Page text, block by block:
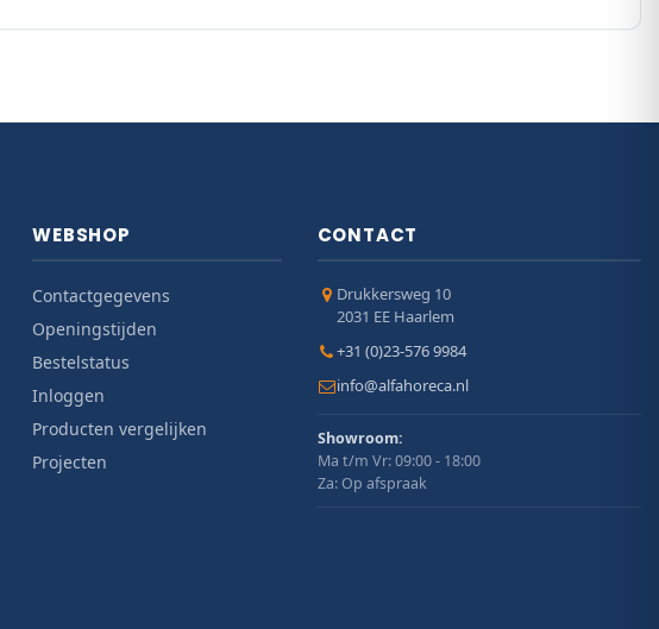
WEBSHOP
Contactgegevens
Openingstijden
Bestelstatus
Inloggen
Producten vergelijken
Projecten
CONTACT
Drukkersweg 10
2031 EE Haarlem
+31 (0)23-576 9984
info@alfahoreca.nl
Showroom:
Ma t/m Vr: 09:00 - 18:00
Za: Op afspraak